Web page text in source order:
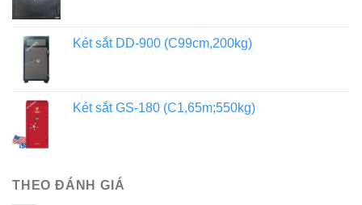
Két sắt DD-900 (C99cm,200kg)
Két sắt GS-180 (C1,65m;550kg)
THEO ĐÁNH GIÁ